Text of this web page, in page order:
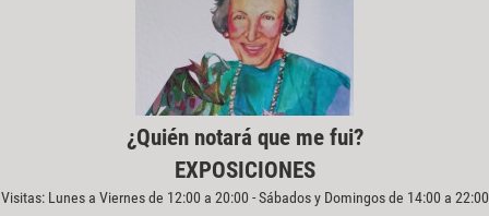
¿Quién notará que me fui?
EXPOSICIONES
Visitas: Lunes a Viernes de 12:00 a 20:00 - Sábados y Domingos de 14:00 a 22:00